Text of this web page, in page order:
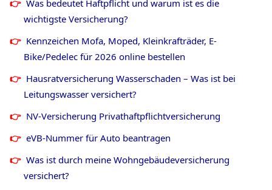
Was bedeutet Haftpflicht und warum ist es die
wichtigste Versicherung?
Kennzeichen Mofa, Moped, Kleinkrafträder, E-
Bike/Pedelec für 2026 online bestellen
Hausratversicherung Wasserschaden – Was ist bei
Leitungswasser versichert?
NV-Versicherung Privathaftpflichtversicherung
eVB-Nummer für Auto beantragen
Was ist durch meine Wohngebäudeversicherung
versichert?